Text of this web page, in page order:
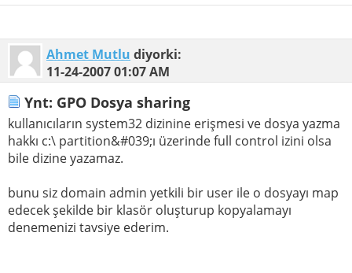
Ahmet Mutlu diyorki:
11-24-200701:07 AM
Ynt: GPO Dosya sharing
kullanıcıların system32 dizinine erişmesi ve dosya yazma
hakkı c:\ partition&#039;ı üzerinde full control izini olsa
bile dizine yazamaz.
bunu siz domain admin yetkili bir user ile o dosyayı map
edecek şekilde bir klasör oluşturup kopyalamayı
denemenizi tavsiye ederim.